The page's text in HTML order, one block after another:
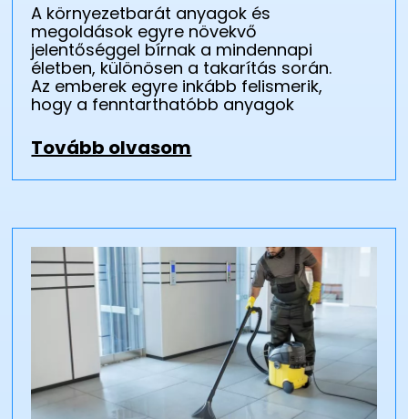
A környezetbarát anyagok és
megoldások egyre növekvő
jelentőséggel bírnak a mindennapi
életben, különösen a takarítás során.
Az emberek egyre inkább felismerik,
hogy a fenntarthatóbb anyagok
Tovább olvasom